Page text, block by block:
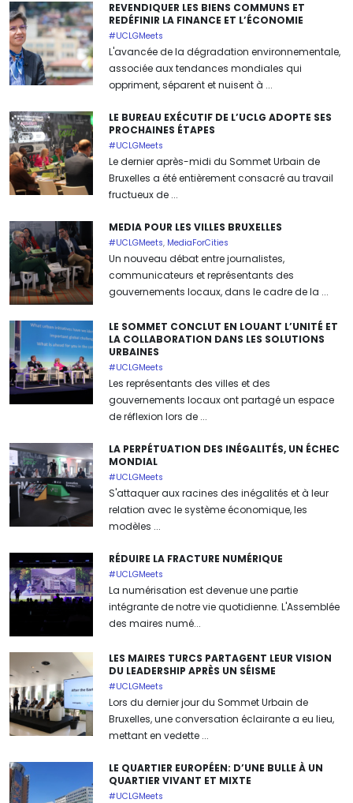
REVENDIQUER LES BIENS COMMUNS ET
REDÉFINIR LA FINANCE ET L’ÉCONOMIE
#UCLGMeets
L'avancée de la dégradation environnementale,
associée aux tendances mondiales qui
oppriment, séparent et nuisent à ...
LE BUREAU EXÉCUTIF DE L’UCLG ADOPTE SES
PROCHAINES ÉTAPES
#UCLGMeets
Le dernier après-midi du Sommet Urbain de
Bruxelles a été entièrement consacré au travail
fructueux de ...
MEDIA POUR LES VILLES BRUXELLES
#UCLGMeets, MediaForCities
Un nouveau débat entre journalistes,
communicateurs et représentants des
gouvernements locaux, dans le cadre de la ...
LE SOMMET CONCLUT EN LOUANT L’UNITÉ ET
LA COLLABORATION DANS LES SOLUTIONS
URBAINES
#UCLGMeets
Les représentants des villes et des
gouvernements locaux ont partagé un espace
de réflexion lors de ...
LA PERPÉTUATION DES INÉGALITÉS, UN ÉCHEC
MONDIAL
#UCLGMeets
S'attaquer aux racines des inégalités et à leur
relation avec le système économique, les
modèles ...
RÉDUIRE LA FRACTURE NUMÉRIQUE
#UCLGMeets
La numérisation est devenue une partie
intégrante de notre vie quotidienne. L'Assemblée
des maires numé...
LES MAIRES TURCS PARTAGENT LEUR VISION
DU LEADERSHIP APRÈS UN SÉISME
#UCLGMeets
Lors du dernier jour du Sommet Urbain de
Bruxelles, une conversation éclairante a eu lieu,
mettant en vedette ...
LE QUARTIER EUROPÉEN: D’UNE BULLE À UN
QUARTIER VIVANT ET MIXTE
#UCLGMeets